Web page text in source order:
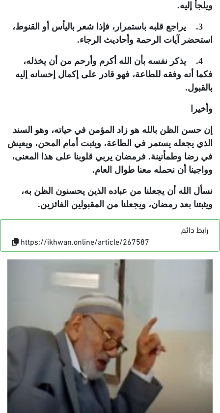
ويلجأ إليه.
3. يراجع قلبه باستمرار، فإذا شعر باليأس أو القنوط،
استحضر آيات الرحمة وأحاديث الرجاء.
4. يذكر نفسه بأن الله أكرم وأرحم من أن يخذله،
فكما أنه وفقه للطاعة، فهو قادر على إكمال إحسانه إليه
بالقبول.
وأخيرا
إن حسن الظن بالله هو زاد المؤمن في حياته، وهو السند
الذي يجعله يستمر في الطاعة، ويثبت أمام المحن، ويعيش
في رضا وطمأنينة. فرمضان يربي قلوبنا على هذا المعنى،
وواجبنا أن نحمله معنا طوال العام.
نسأل الله أن يجعلنا من عباده الذين يحسنون الظن به،
ويثبتنا بعد رمضان، ويجعلنا من المقبولين الفائزين.
رابط دائم
https://ikhwan.online/article/267587